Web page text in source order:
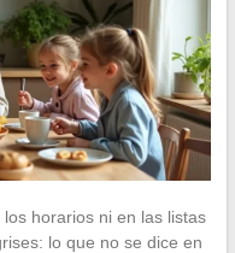
horarios ni en las listas
lo que no se dice en